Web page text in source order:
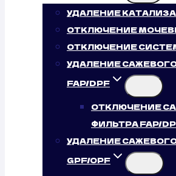
УДАЛЕНИЕ
ОТКЛЮЧЕНИЕ
ОТКЛЮЧЕНИЕ
УДАЛЕНИЕ
FAP/DPF
ОТКЛЮЧЕНИЕ
ФИЛЬТРА FAP/
УДАЛЕНИЕ
GPF/OPF